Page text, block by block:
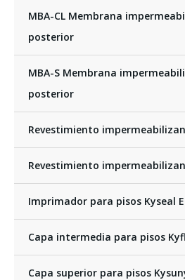
MBA-CL Membrana
posterior
MBA-S Membrana
posterior
Revestimiento
Revestimiento
Imprimador para pisos Kyseal
Capa intermedia para pisos
Capa superior para pisos